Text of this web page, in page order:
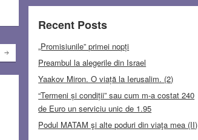
Recent Posts
„Promisiunile” primei nopți
Preambul la alegerile din Israel
Yaakov Miron. O viață la Ierusalim. (2)
“Termeni și condiții” sau cum m-a costat 240
de Euro un serviciu unic de 1.95
Podul MATAM şi alte poduri din viaţa mea (II)